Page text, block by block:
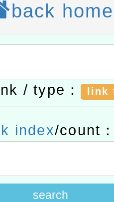
年度閱讀磐
研習
工智慧(AI)工
講師名單
與教學軟體線
許可一案
水利署委託財
「115年表揚
人選拔活動」
日(星期六)辦
系列活動—儒
地景藝術節教
back home
/ type： link
index/count
search